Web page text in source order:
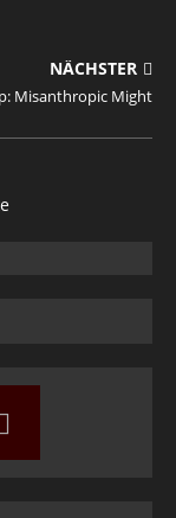
NÄCHSTER
Misanthropic Might